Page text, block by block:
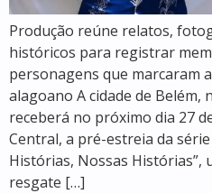
Produção reúne relatos,
históricos para registrar
personagens que marcaram
alagoano A cidade de Belém,
receberá no próximo dia 27
Central, a pré-estreia da
Histórias, Nossas Histórias”,
resgate […]